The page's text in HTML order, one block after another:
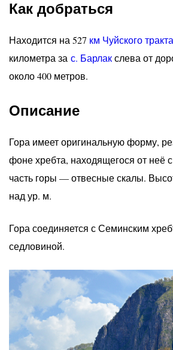
Как добраться
Находится на 527 км Чуйского тракта
километра за с. Барлакслева от
около 400 метров.
Описание
Гора имеет оригинальную форму,
фоне хребта, находящегося от неё
часть горы — отвесные скалы.
над ур. м.
Гора соединяется с Семинским
седловиной.